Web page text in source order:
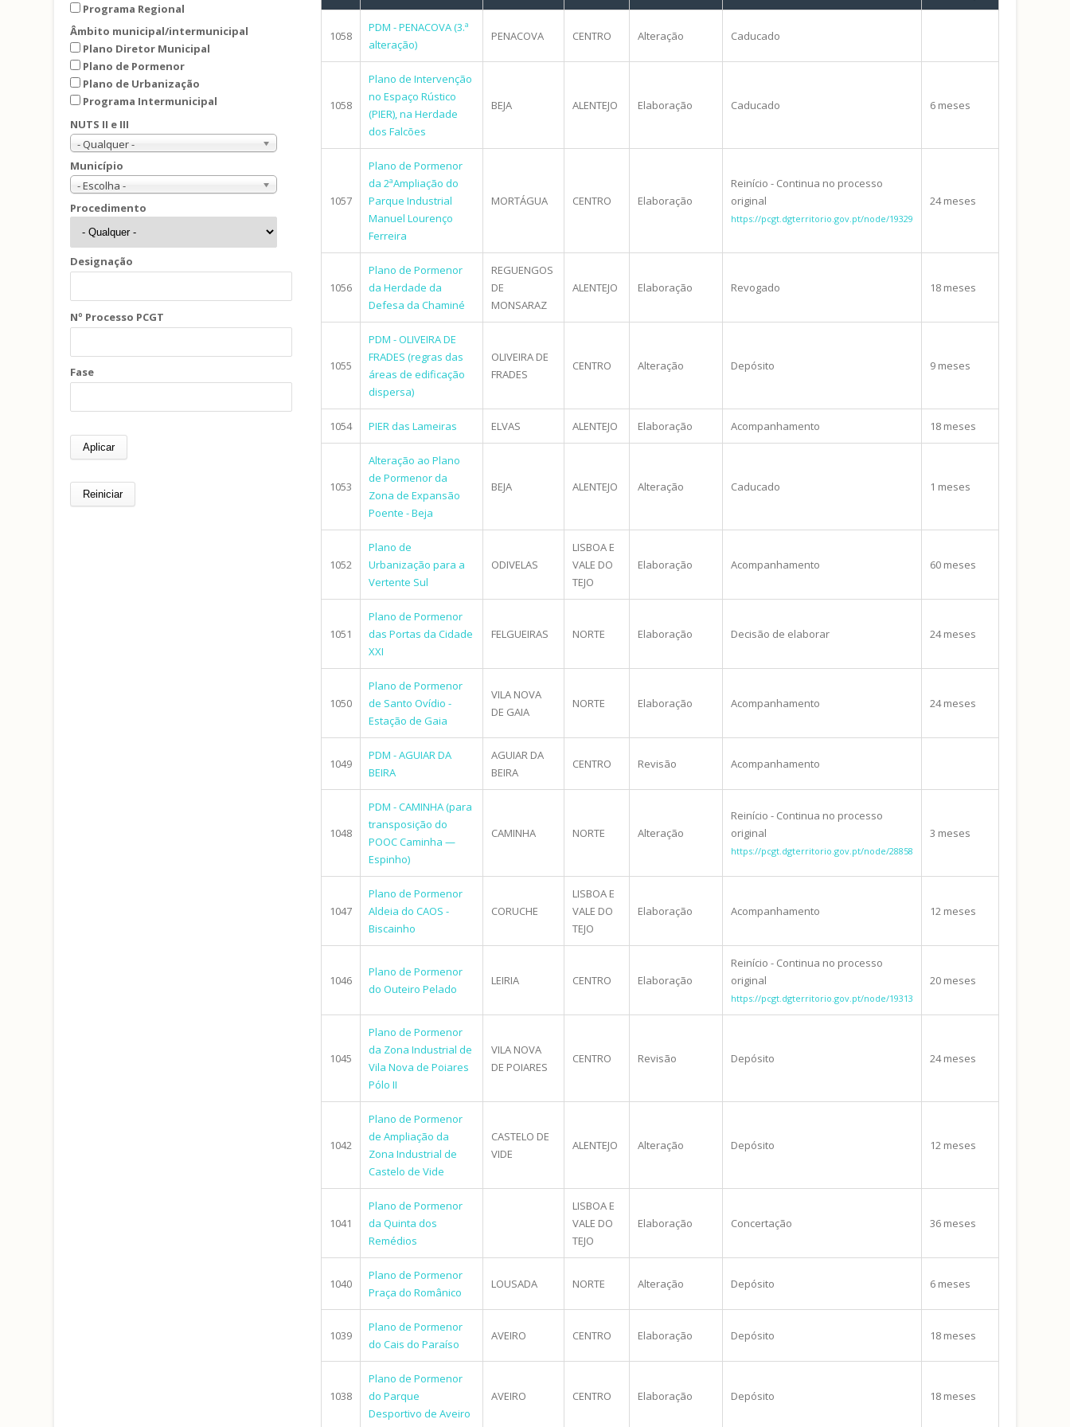
1058
PDM - PENACOVA (3.ª
alteração)
PENACOVA CENTRO Alteração Caducado
1058
Plano de Intervenção
no Espaço Rústico
(PIER), na Herdade
dos Falcões
BEJA ALENTEJO Elaboração Caducado 6 meses
1057
Plano de Pormenor
da 2ªAmpliação do
Parque Industrial
Manuel Lourenço
Ferreira
MORTÁGUA CENTRO Elaboração
Reinício - Continua no processo
original
https://pcgt.dgterritorio.gov.pt/node/19329
24 meses
1056
Plano de Pormenor
da Herdade da
Defesa da Chaminé
REGUENGOS
DE
MONSARAZ
ALENTEJO Elaboração Revogado 18 meses
1055
PDM - OLIVEIRA DE
FRADES (regras das
áreas de edificação
dispersa)
OLIVEIRA DE
FRADES
CENTRO Alteração Depósito 9 meses
1054 PIER das Lameiras ELVAS ALENTEJO Elaboração Acompanhamento 18 meses
1053
Alteração ao Plano
de Pormenor da
Zona de Expansão
Poente - Beja
BEJA ALENTEJO Alteração Caducado 1 meses
1052
Plano de
Urbanização para a
Vertente Sul
ODIVELAS
LISBOA E
VALE DO
TEJO
Elaboração Acompanhamento 60 meses
1051
Plano de Pormenor
das Portas da Cidade
XXI
FELGUEIRAS NORTE Elaboração Decisão de elaborar 24 meses
1050
Plano de Pormenor
de Santo Ovídio -
Estação de Gaia
VILA NOVA
DE GAIA
NORTE Elaboração Acompanhamento 24 meses
1049
PDM - AGUIAR DA
BEIRA
AGUIAR DA
BEIRA
CENTRO Revisão Acompanhamento
1048
PDM - CAMINHA (para
transposição do
POOC Caminha —
Espinho)
CAMINHA NORTE Alteração
Reinício - Continua no processo
original
https://pcgt.dgterritorio.gov.pt/node/28858
3 meses
1047
Plano de Pormenor
Aldeia do CAOS -
Biscainho
CORUCHE
LISBOA E
VALE DO
TEJO
Elaboração Acompanhamento 12 meses
1046
Plano de Pormenor
do Outeiro Pelado
LEIRIA CENTRO Elaboração
Reinício - Continua no processo
original
https://pcgt.dgterritorio.gov.pt/node/19313
20 meses
1045
Plano de Pormenor
da Zona Industrial de
Vila Nova de Poiares
Pólo II
VILA NOVA
DE POIARES
CENTRO Revisão Depósito 24 meses
1042
Plano de Pormenor
de Ampliação da
Zona Industrial de
Castelo de Vide
CASTELO DE
VIDE
ALENTEJO Alteração Depósito 12 meses
1041
Plano de Pormenor
da Quinta dos
Remédios
LISBOA E
VALE DO
TEJO
Elaboração Concertação 36 meses
1040
Plano de Pormenor
Praça do Românico
LOUSADA NORTE Alteração Depósito 6 meses
1039
Plano de Pormenor
do Cais do Paraíso
AVEIRO CENTRO Elaboração Depósito 18 meses
1038
Plano de Pormenor
do Parque
Desportivo de Aveiro
AVEIRO CENTRO Elaboração Depósito 18 meses
Programa Regional
Âmbito municipal/intermunicipal
Plano Diretor Municipal
Plano de Pormenor
Plano de Urbanização
Programa Intermunicipal
NUTS II e III
- Qualquer -
Município
- Escolha -
Procedimento
Designação
Nº Processo PCGT
Fase